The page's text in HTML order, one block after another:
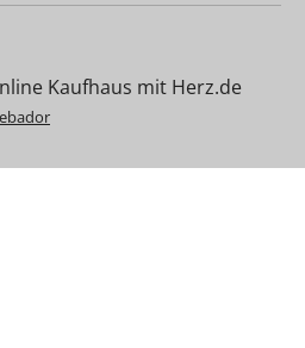
Kaufhaus mit Herz.de